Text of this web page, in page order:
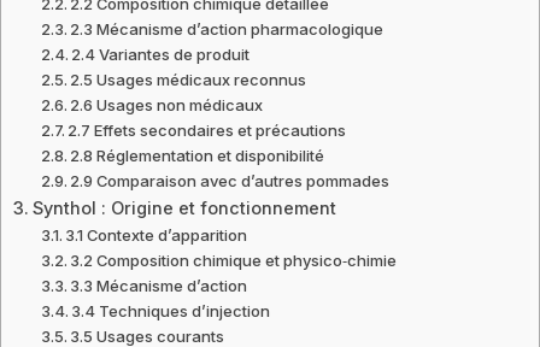
2.3 Mécanisme d’action pharmacologique
2.4 Variantes de produit
2.5 Usages médicaux reconnus
2.6 Usages non médicaux
2.7 Effets secondaires et précautions
2.8 Réglementation et disponibilité
2.9 Comparaison avec d’autres pommades
Synthol : Origine et fonctionnement
3.1 Contexte d’apparition
3.2 Composition chimique et physico‑chimie
3.3 Mécanisme d’action
3.4 Techniques d’injection
3.5 Usages courants